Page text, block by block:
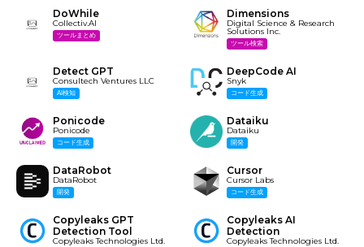
DoWhile
Collectiv.AI
ツールまとめ
Dimensions
Digital Science & Research
Solutions Inc.
ツール検索
Detect GPT
Consultech Ventures LLC
AI検知
DeepCode AI
Snyk
コード生成
Ponicode
Ponicode
コード生成
Dataiku
Dataiku
開発
DataRobot
DataRobot
開発
Cursor
Cursor Labs
コード生成
Copyleaks GPT
Detection Tool
Copyleaks Technologies Ltd.
Copyleaks AI
Detection
Copyleaks Technologies Ltd.